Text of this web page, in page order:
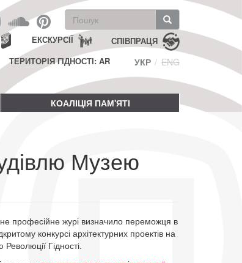
Пошукова
форма
Пошук СПІВПРАЦЯ
ЕКСКУРСІЇ
ТЕРИТОРІЯ ГІДНОСТІ: AR
УКР ENG
КОАЛІЦІЯ ПАМ'ЯТІ
Музею
професійне журі визначило переможця в
конкурсі архітектурних проектів на
Гідності.